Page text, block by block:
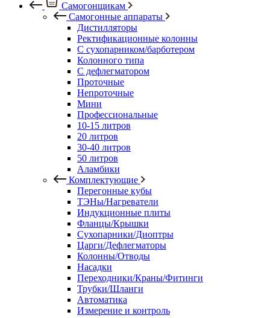
Самогонщикам
Самогонные аппараты
Дистилляторы
Ректификационные колонны
С сухопарником/барботером
Колонного типа
С дефлегматором
Проточные
Непроточные
Мини
Профессиональные
10-15 литров
20 литров
30-40 литров
50 литров
Аламбики
Комплектующие
Перегонные кубы
ТЭНы/Нагреватели
Индукционные плиты
Фланцы/Крышки
Сухопарники/Диоптры
Царги/Дефлегматоры
Колонны/Отводы
Насадки
Переходники/Краны/Фитинги
Трубки/Шланги
Автоматика
Измерение и контроль